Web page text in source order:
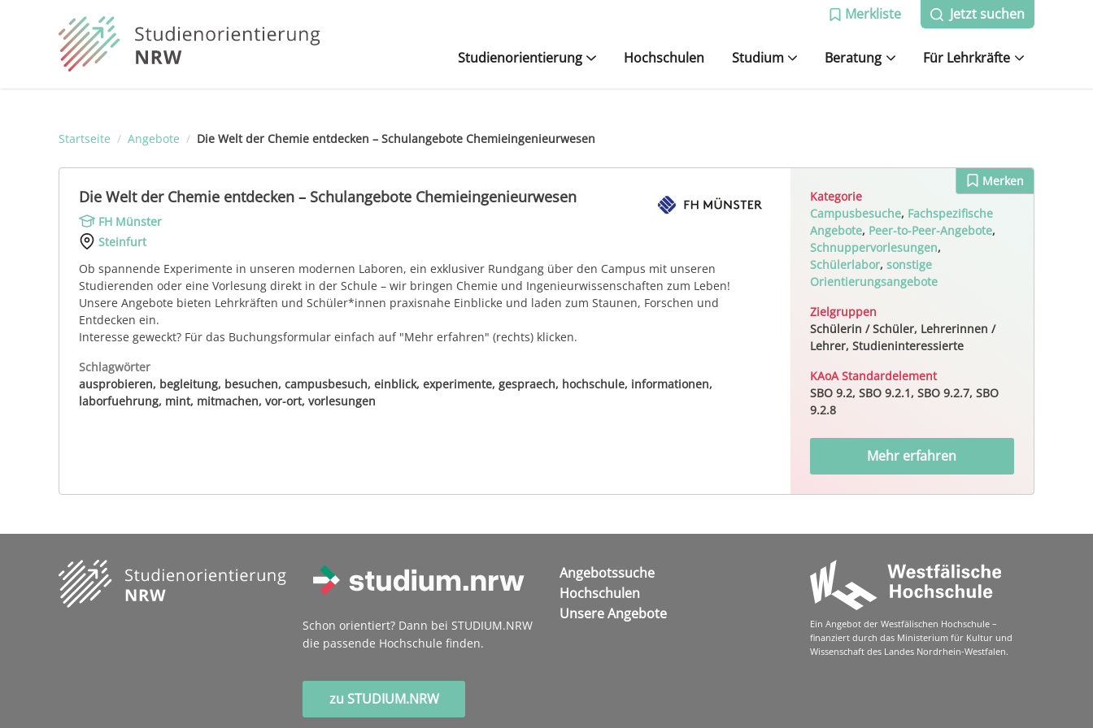
Merkliste Jetzt suchen
Studienorientierung Hochschulen Studium Beratung Für Lehrkräfte
Startseite / Angebote / Die Welt der Chemie entdecken – Schulangebote Chemieingenieurwesen
Merken
Die Welt der Chemie entdecken – Schulangebote Chemieingenieurwesen
FH Münster
Steinfurt
Ob spannende Experimente in unseren modernen Laboren, ein exklusiver Rundgang über den Campus mit unseren
Studierenden oder eine Vorlesung direkt in der Schule – wir bringen Chemie und Ingenieurwissenschaften zum Leben!
Unsere Angebote bieten Lehrkräften und Schüler*innen praxisnahe Einblicke und laden zum Staunen, Forschen und
Entdecken ein.
Interesse geweckt? Für das Buchungsformular einfach auf "Mehr erfahren" (rechts) klicken.
Schlagwörter
ausprobieren, begleitung, besuchen, campusbesuch, einblick, experimente, gespraech, hochschule, informationen,
laborfuehrung, mint, mitmachen, vor-ort, vorlesungen
Kategorie
Campusbesuche, Fachspezifische
Angebote, Peer-to-Peer-Angebote,
Schnuppervorlesungen,
Schülerlabor, sonstige
Orientierungsangebote
Zielgruppen
Schülerin / Schüler, Lehrerinnen /
Lehrer, Studieninteressierte
KAoA Standardelement
SBO 9.2, SBO 9.2.1, SBO 9.2.7, SBO
9.2.8
Mehr erfahren
Schon orientiert? Dann bei STUDIUM.NRW
die passende Hochschule finden.
zu STUDIUM.NRW
Angebotssuche
Hochschulen
Unsere Angebote
Ein Angebot der Westfälischen Hochschule –
finanziert durch das Ministerium für Kultur und
Wissenschaft des Landes Nordrhein-Westfalen.